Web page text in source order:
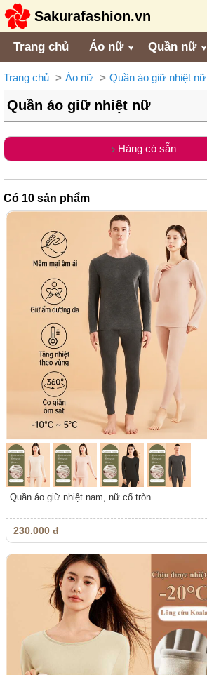
Sakurafashion.vn
Trang chủ Áo nữ Quần nữ
Trang chủ Áo nữ Quần áo giữ nhiệt nữ
Quần áo giữ nhiệt nữ
Hàng có sẵn
Có 10 sản phẩm
Quần áo giữ nhiệt nam, nữ cổ tròn
230.000 đ